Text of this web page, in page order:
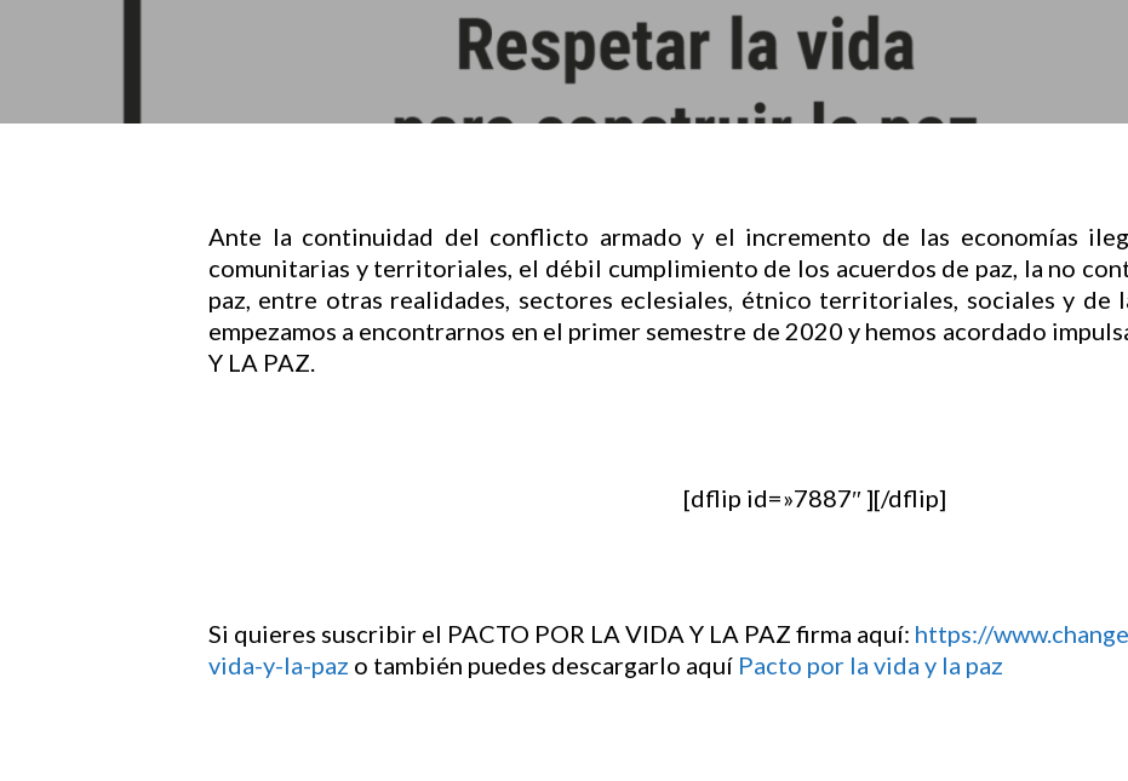
Ante la continuidad del conflicto armado y el incremento de las economías
comunitarias y territoriales, el débil cumplimiento de los acuerdos de paz, la no
paz, entre otras realidades, sectores eclesiales, étnico territoriales, sociales y
empezamos a encontrarnos en el primer semestre de 2020 y hemos acordado
Y LA PAZ.
[dflip id=»7887″ ][/dflip]
Si quieres suscribir el PACTO POR LA VIDA Y LA PAZ firma aquí: https://
vida-y-la-paz o también puedes descargarlo aquí Pacto por la vida y la paz